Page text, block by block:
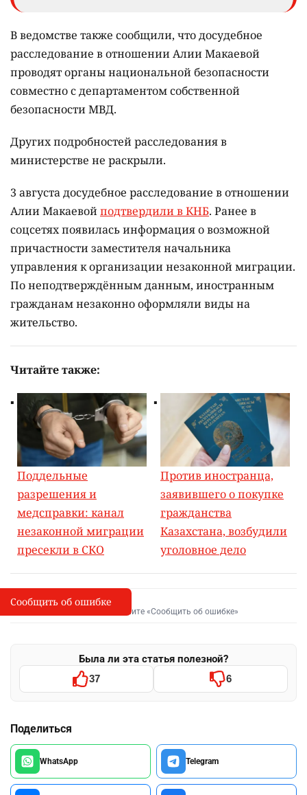
В ведомстве также сообщили, что досудебное
расследование в отношении Алии Макаевой
проводят органы национальной безопасности
совместно с департаментом собственной
безопасности МВД.
Других подробностей расследования в
министерстве не раскрыли.
3 августа досудебное расследование в отношении
Алии Макаевойподтвердили в КНБ. Ранее в
соцсетях появилась информация о возможной
причастности заместителя начальника
управления к организации незаконной миграции.
По неподтверждённым данным, иностранным
гражданам незаконно оформляли виды на
жительство.
Читайте также:
Поддельные
разрешения и
медсправки: канал
незаконной миграции
пресекли в СКО
Против иностранца,
заявившего о покупке
гражданства
Казахстана, возбудили
уголовное дело
I
Сообщить об опечатке
Выделите фрагмент и нажмите «Сообщить об ошибке»
Была ли эта статья полезной?
37 6
Поделиться
WhatsApp Telegram
Сообщить об ошибке